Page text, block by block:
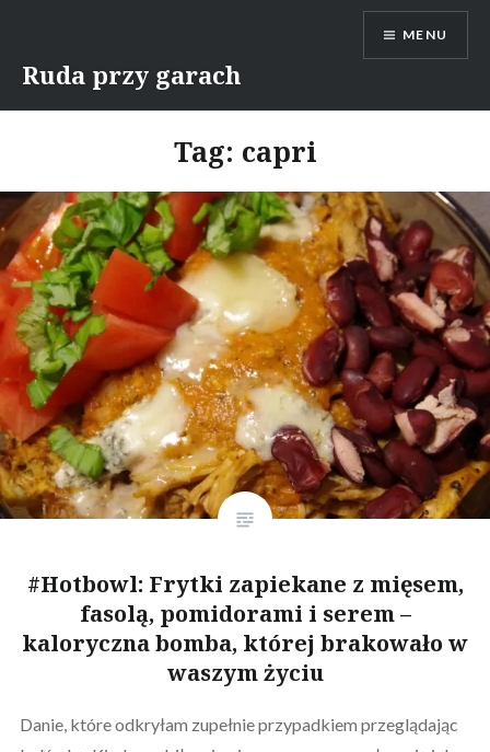
content
Ruda przy garach
MENU
Tag: capri
#Hotbowl: Frytki zapiekane z mięsem,
fasolą, pomidorami i serem –
kaloryczna bomba, której brakowało w
waszym życiu
Danie, które odkryłam zupełnie przypadkiem przeglądając